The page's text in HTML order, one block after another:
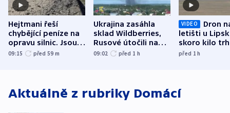
Hejtmani řeší
chybějící peníze na
opravu silnic. Jsou
nenárokové, namítá
09:15 před 59 m
Ukrajina zasáhla
sklad Wildberries,
Rusové útočili na
trh, hasiče či
09:02 před 1 h
VIDEO
Dron
letišti u
skoro kilo
indicie
před 1h
Aktuálně z rubriky Domácí